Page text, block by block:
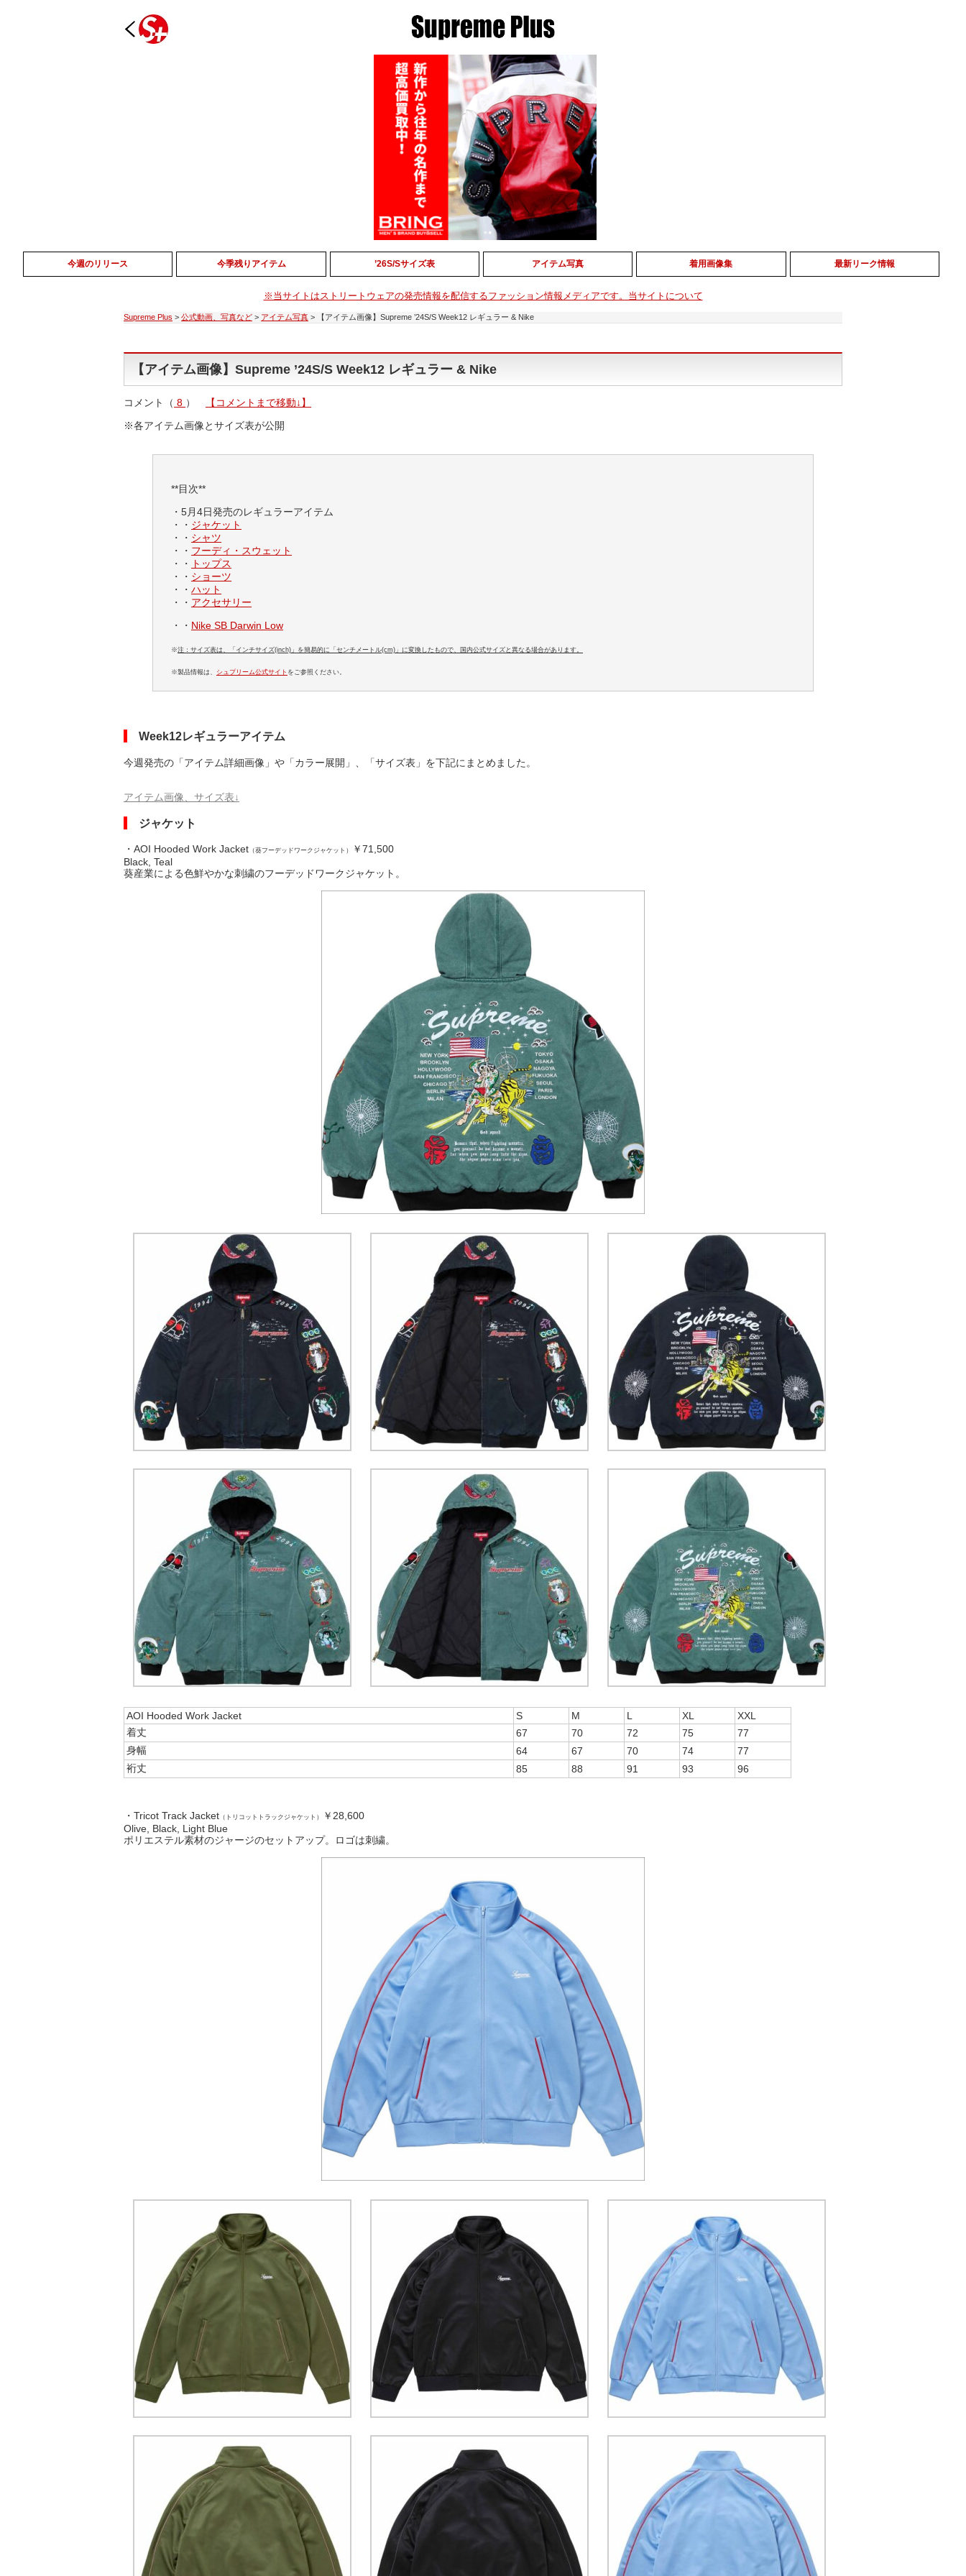
今週のリリース 今季残りアイテム ’26S/Sサイズ表 アイテム写真 着用画像集 最新リーク情報
※当サイトはストリートウェアの発売情報を配信するファッション情報メディアです。当サイトについて
Supreme Plus > 公式動画、写真など > アイテム写真 > 【アイテム画像】Supreme ’24S/S Week12 レギュラー & Nike
【アイテム画像】Supreme ’24S/S Week12 レギュラー & Nike
コメント（ 8 ）
【コメントまで移動↓】
※各アイテム画像とサイズ表が公開
**目次**
・5月4日発売のレギュラーアイテム
・・ ジャケット
・・ シャツ
・・ フーディ・スウェット
・・
トップス
・・ ショーツ
・・ ハット
・・ アクセサリー
・・ Nike SB Darwin Low
※注：サイズ表は、「インチサイズ(inch)」を簡易的に「センチメートル(cm)」に変換したもので、国内公式サイズと異なる場合があります。
※製品情報は、 シュプリーム公式サイト をご参照ください。
Week12レギュラーアイテム
今週発売の「アイテム詳細画像」や「カラー展開」、「サイズ表」を下記にまとめました。
アイテム画像、サイズ表↓
ジャケット
・AOI Hooded Work Jacket （葵フーデッドワークジャケット）
￥71,500
Black, Teal
葵産業による色鮮やかな刺繍のフーデッドワークジャケット。
AOI Hooded Work Jacket S M L XL
XXL
着丈
67 70 72 75
77
身幅
64 67 70 74
77
裄丈
85 88 91 93 96
・Tricot Track Jacket （トリコットトラックジャケット）
￥28,600
Olive, Black, Light Blue
ポリエステル素材のジャージのセットアップ。ロゴは刺繍。